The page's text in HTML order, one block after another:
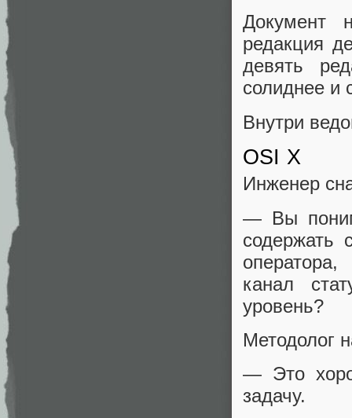
Документ
редакция
девять
солиднее и
Внутри
OSI X
Инженер
— Вы
содержать
канал
уровень?
Методолог
— Это
задачу.